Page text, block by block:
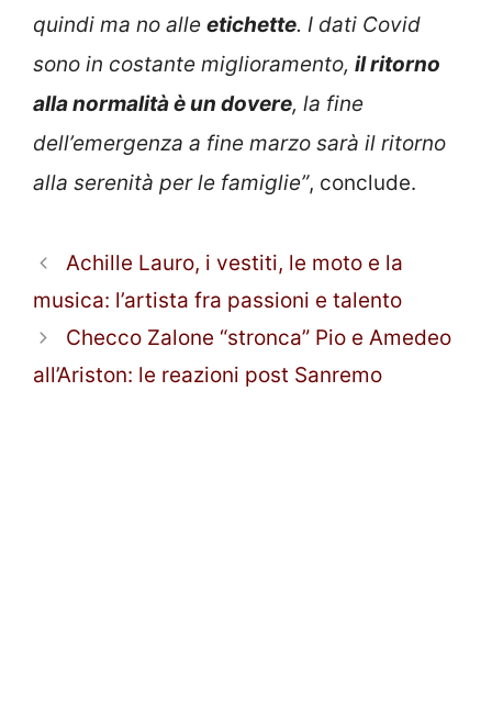
quindi ma no alle etichette. I dati Covid
sono in costante miglioramento, il ritorno
alla normalità è un dovere, la fine
dell’emergenza a fine marzo sarà il ritorno
alla serenità per le famiglie”, conclude.
Achille Lauro, i vestiti, le moto e la
musica: l’artista fra passioni e talento
Checco Zalone “stronca” Pio e Amedeo
all’Ariston: le reazioni post Sanremo